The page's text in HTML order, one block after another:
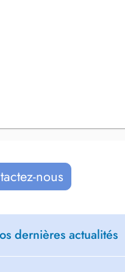
nous
dernières actualités